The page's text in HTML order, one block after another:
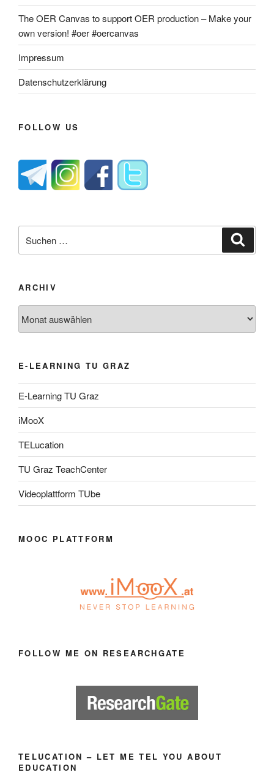
The OER Canvas to support OER production – Make your
own version! #oer #oercanvas
Impressum
Datenschutzerklärung
FOLLOW US
nach:
ARCHIV
E-LEARNING TU GRAZ
E-Learning TU Graz
iMooX
TELucation
TU Graz TeachCenter
Videoplattform TUbe
MOOC PLATTFORM
FOLLOW ME ON RESEARCHGATE
TELUCATION – LET ME TEL YOU ABOUT
EDUCATION